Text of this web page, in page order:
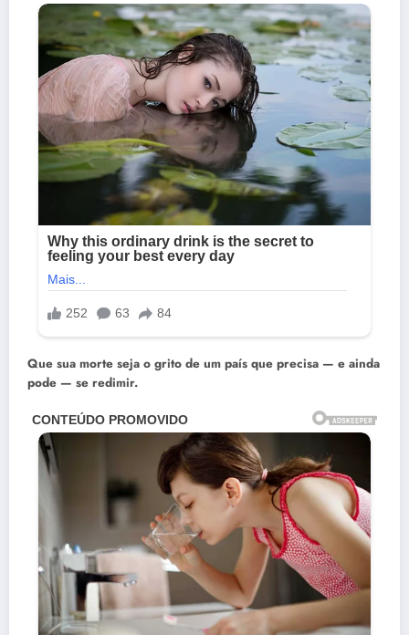
Que sua morte seja o grito de um país que precisa — e ainda
pode — se redimir.